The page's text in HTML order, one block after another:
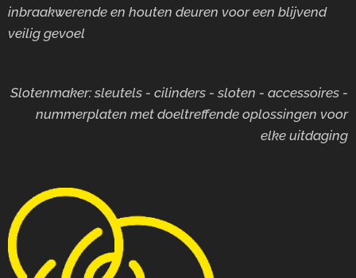
inbraakwerende en houten deuren vooreen blijvend
veilig gevoel
Slotenmaker: sleutels - cilinders - sloten - accessoires -
nummerplaten met doeltreffende oplossingen voor
elke uitdaging